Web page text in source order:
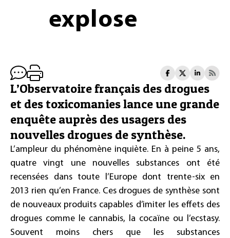
explose
L’Observatoire français des drogues
et des toxicomanies lance une grande
enquête auprès des usagers des
nouvelles drogues de synthèse.
L’ampleur du phénomène inquiète. En à peine 5 ans,
quatre vingt une nouvelles substances ont été
recensées dans toute l’Europe dont trente-six en
2013 rien qu’en France. Ces drogues de synthèse sont
de nouveaux produits capables d’imiter les effets des
drogues comme le cannabis, la cocaïne ou l’ecstasy.
Souvent moins chers que les substances